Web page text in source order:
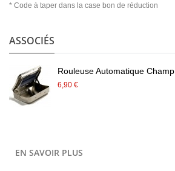
* Code à taper dans la case bon de réduction
ASSOCIÉS
Rouleuse Automatique Champ
6,90 €
EN SAVOIR PLUS